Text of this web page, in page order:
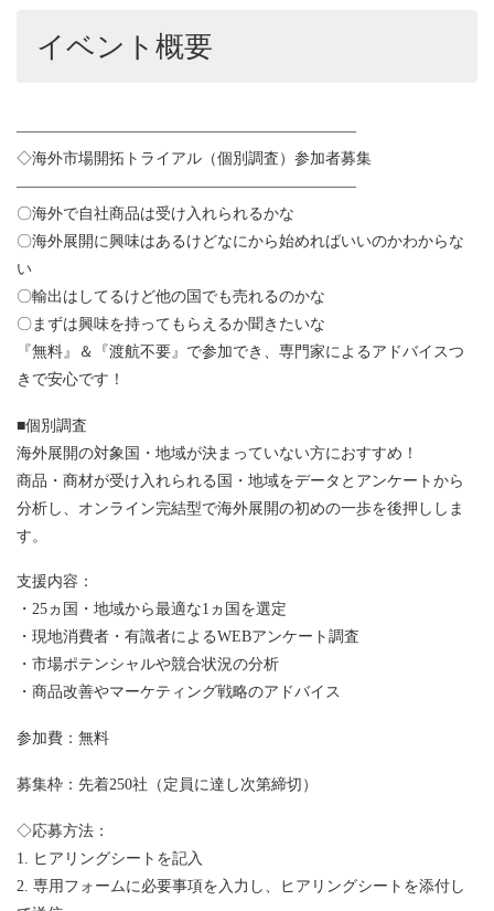
イベント概要
——————————————————————
◇海外市場開拓トライアル（個別調査）参加者募集
——————————————————————
〇海外で自社商品は受け入れられるかな
〇海外展開に興味はあるけどなにから始めればいいのかわからな
い
〇輸出はしてるけど他の国でも売れるのかな
〇まずは興味を持ってもらえるか聞きたいな
『無料』＆『渡航不要』で参加でき、専門家によるアドバイスつ
きで安心です！
■個別調査
海外展開の対象国・地域が決まっていない方におすすめ！
商品・商材が受け入れられる国・地域をデータとアンケートから
分析し、オンライン完結型で海外展開の初めの一歩を後押ししま
す。
支援内容：
・25ヵ国・地域から最適な1ヵ国を選定
・現地消費者・有識者によるWEBアンケート調査
・市場ポテンシャルや競合状況の分析
・商品改善やマーケティング戦略のアドバイス
参加費：無料
募集枠：先着250社（定員に達し次第締切）
◇応募方法：
1. ヒアリングシートを記入
2. 専用フォームに必要事項を入力し、ヒアリングシートを添付し